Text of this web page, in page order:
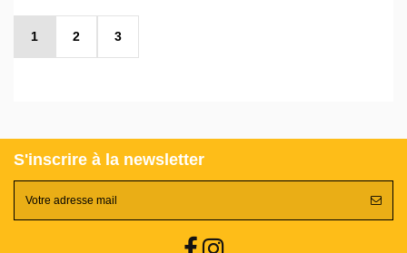
1 2 3
S'inscrire à la newsletter